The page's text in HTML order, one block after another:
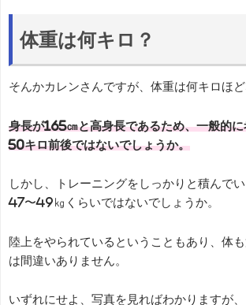
体重は何キロ？
そんかカレンさんですが、体重は何キロほど
身長が165㎝と高身長であるため、一般的
50キロ前後ではないでしょうか。
しかし、トレーニングをしっかりと積んで
47〜49㎏くらいではないでしょうか。
陸上をやられているということもあり、体
は間違いありません。
いずれにせよ、写真を見ればわかりますが